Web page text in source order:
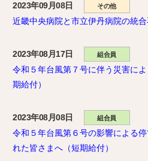
2023年09月08日 その他
近畿中央病院と市立伊丹病院の統
2023年08月17日 組合員
令和５年台風第７号に伴う災害に
期給付）
2023年08月08日 組合員
令和５年台風第６号の影響による
れた皆さまへ（短期給付）